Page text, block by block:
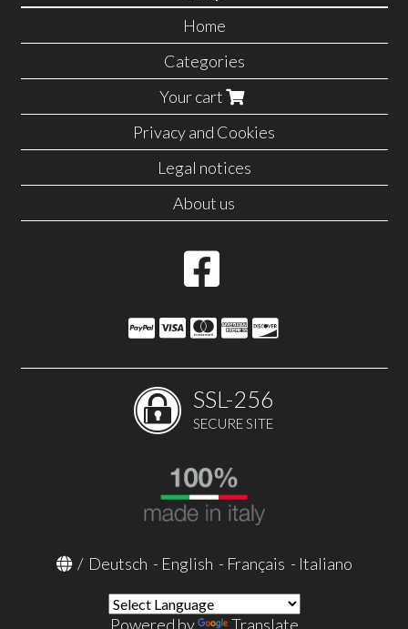
Home
Categories
Your cart
Privacy and Cookies
Legal notices
About us
SSL-256
SECURE SITE
/ Deutsch - English - Français - Italiano
Powered by Translate